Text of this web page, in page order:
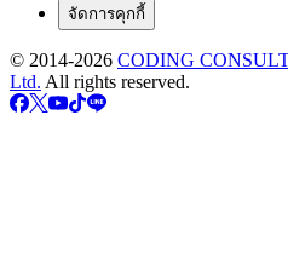
จัดการคุกกี้
© 2014-2026 CODING
Ltd. All rights reserved.